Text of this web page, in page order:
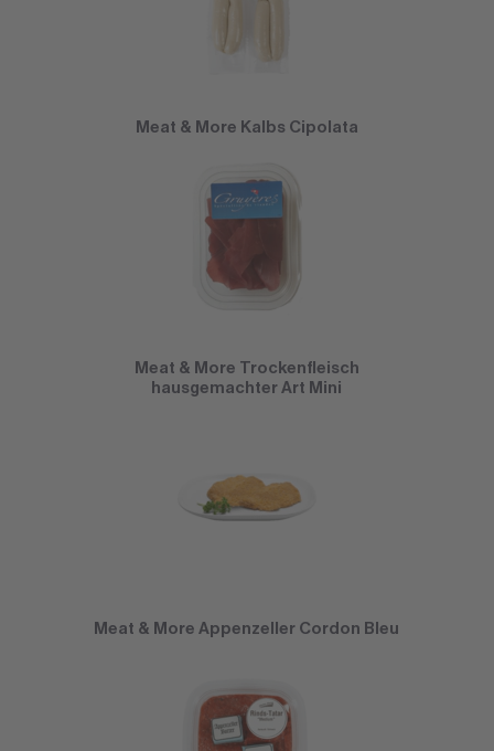
Meat & More Kalbs Cipolata
Meat & More Trockenfleisch
hausgemachter Art Mini
Meat & More Appenzeller Cordon Bleu